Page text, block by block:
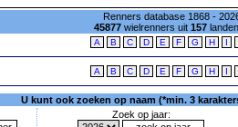
Renners database 1868 -
45877wielrenners uit 157
A B C D E F G H I
A B C D E F G H I
U kunt ook zoeken op naam (*min. 3
Zoek op jaar: